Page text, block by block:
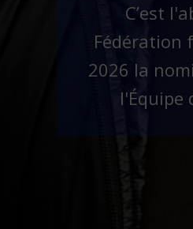
C’est
Fédération
2026 la
l'Équipe